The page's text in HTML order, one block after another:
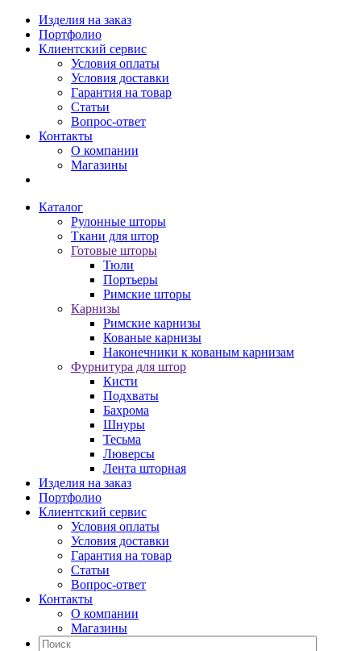
Изделия на заказ
Портфолио
Клиентский сервис
Условия оплаты
Условия доставки
Гарантия на товар
Статьи
Вопрос-ответ
Контакты
О компании
Магазины
Каталог
Рулонные шторы
Ткани для штор
Готовые шторы
Тюли
Портьеры
Римские шторы
Карнизы
Римские карнизы
Кованые карнизы
Наконечники к кованым карнизам
Фурнитура для штор
Кисти
Подхваты
Бахрома
Шнуры
Тесьма
Люверсы
Лента шторная
Изделия на заказ
Портфолио
Клиентский сервис
Условия оплаты
Условия доставки
Гарантия на товар
Статьи
Вопрос-ответ
Контакты
О компании
Магазины